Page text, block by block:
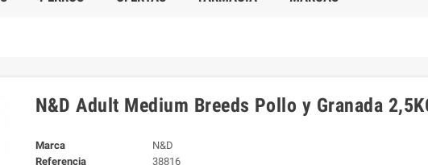
N&D Adult Medium Breeds Pollo y Granada
Marca
N&D
Referencia
38816